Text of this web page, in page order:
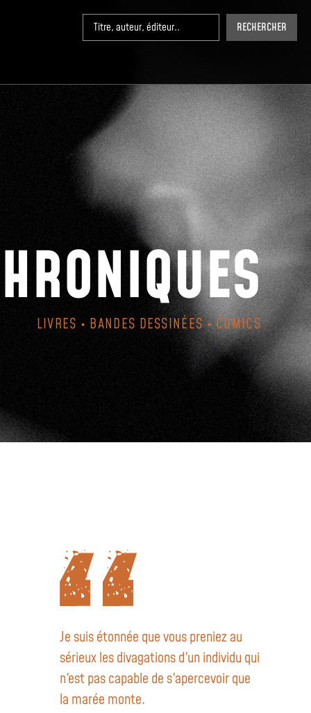
RECHERCHER
LIVRES • BANDES DESSINÉES • COMICS
Je suis étonnée que vous preniez au
sérieux les divagations d'un individu qui
n'est pas capable de s'apercevoir que
la marée monte.